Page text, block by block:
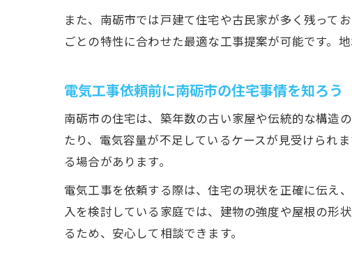
また、南砺市では戸建て住宅や古民家が多く残って
ごとの特性に合わせた最適な工事提案が可能です。
電気工事依頼前に南砺市の住宅事情を知ろう
南砺市の住宅は、築年数の古い家屋や伝統的な構造
たり、電気容量が不足しているケースが見受けられ
る場合があります。
電気工事を依頼する際は、住宅の現状を正確に伝え
入を検討している家庭では、建物の強度や屋根の形
るため、安心して相談できます。